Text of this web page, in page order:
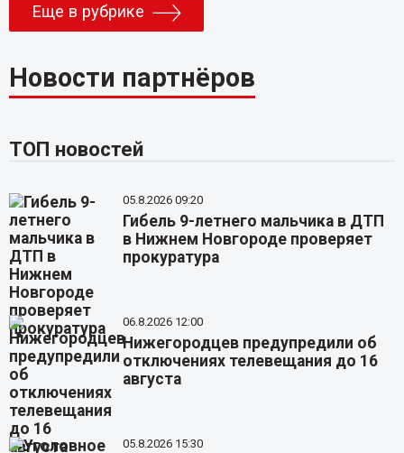
Еще в рубрике
Новости партнёров
ТОП новостей
05.8.2026 09:20
Гибель 9-летнего мальчика в ДТП
в Нижнем Новгороде проверяет
прокуратура
06.8.2026 12:00
Нижегородцев предупредили об
отключениях телевещания до 16
августа
05.8.2026 15:30